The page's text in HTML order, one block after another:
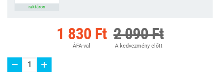
raktáron
1 830 Ft
ÁFA-val
2 090 Ft
A kedvezmény előtt